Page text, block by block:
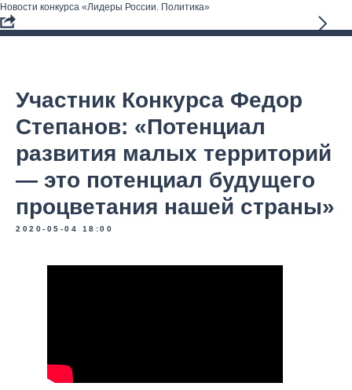
Новости конкурса «Лидеры России. Политика»
Участник Конкурса Федор
Степанов: «Потенциал
развития малых территорий
— это потенциал будущего
процветания нашей страны»
2020-05-04 18:00